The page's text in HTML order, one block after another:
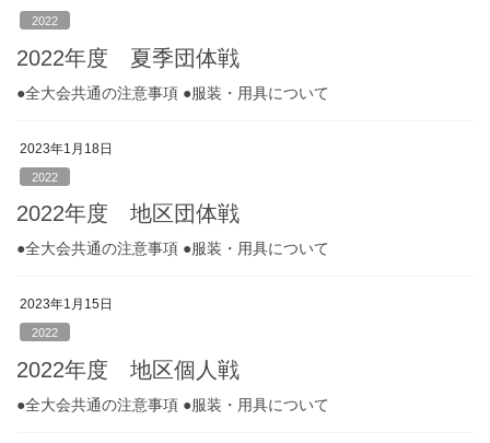
2022
2022年度 夏季団体戦
●全大会共通の注意事項 ●服装・用具について
2023年1月18日
2022
2022年度 地区団体戦
●全大会共通の注意事項 ●服装・用具について
2023年1月15日
2022
2022年度 地区個人戦
●全大会共通の注意事項 ●服装・用具について